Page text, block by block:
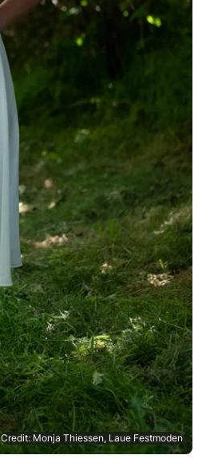
Credit: Monja Thiessen, Laue Festmoden